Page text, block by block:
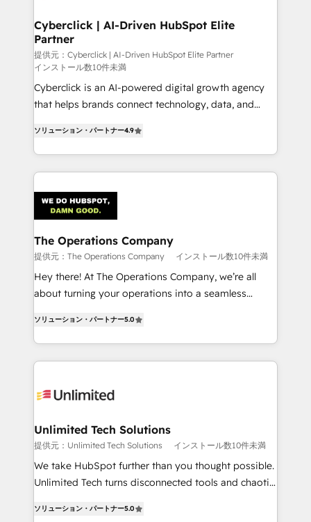
Cyberclick | AI-Driven HubSpot Elite
Partner
提供元：Cyberclick | AI-Driven HubSpot Elite Partner
インストール数10件未満
Cyberclick is an AI-powered digital growth agency
that helps brands connect technology, data, and
Barcelona and operating across Spain, LATAM, and
the UK, we support global companies in building
smarter marketing, sales, and customer success
Iberia (Spain & Portugal), we combine human insight
with intelligent automation to drive sustainable
growth. Our multidisciplinary team designs solutions
that simplify complexity, boost performance, and
turn innovation into real impact. 🌍 Highlights •
HubSpot Partner since 2012 • 2022 EMEA Impact
projects • Clients in 30+ industries • Proprietary
technology for integrations • Multilingual team:
ソリューション・パートナー4.9
The Operations Company
提供元：The Operations Company インストール数10件未満
Hey there! At The Operations Company, we’re all
about turning your operations into a seamless
transforming complex systems into efficient,
scalable solutions that work across your entire
organization. We’re a unique blend of deep HubSpot
operational know-how. We know that no two
solutions. Instead, we dive in to understand your
needs, goals, and challenges to deliver solutions that
fit like a glove. We’re committed to being both
highly effective and fun to work with. We believe in
relationships. Your success is our success, and we’re
ソリューション・パートナー5.0
Unlimited Tech Solutions
提供元：Unlimited Tech Solutions インストール数10件未満
We take HubSpot further than you thought possible.
Unlimited Tech turns disconnected tools and chaotic
engine. We combine RevOps strategy with deep
ソリューション・パートナー5.0